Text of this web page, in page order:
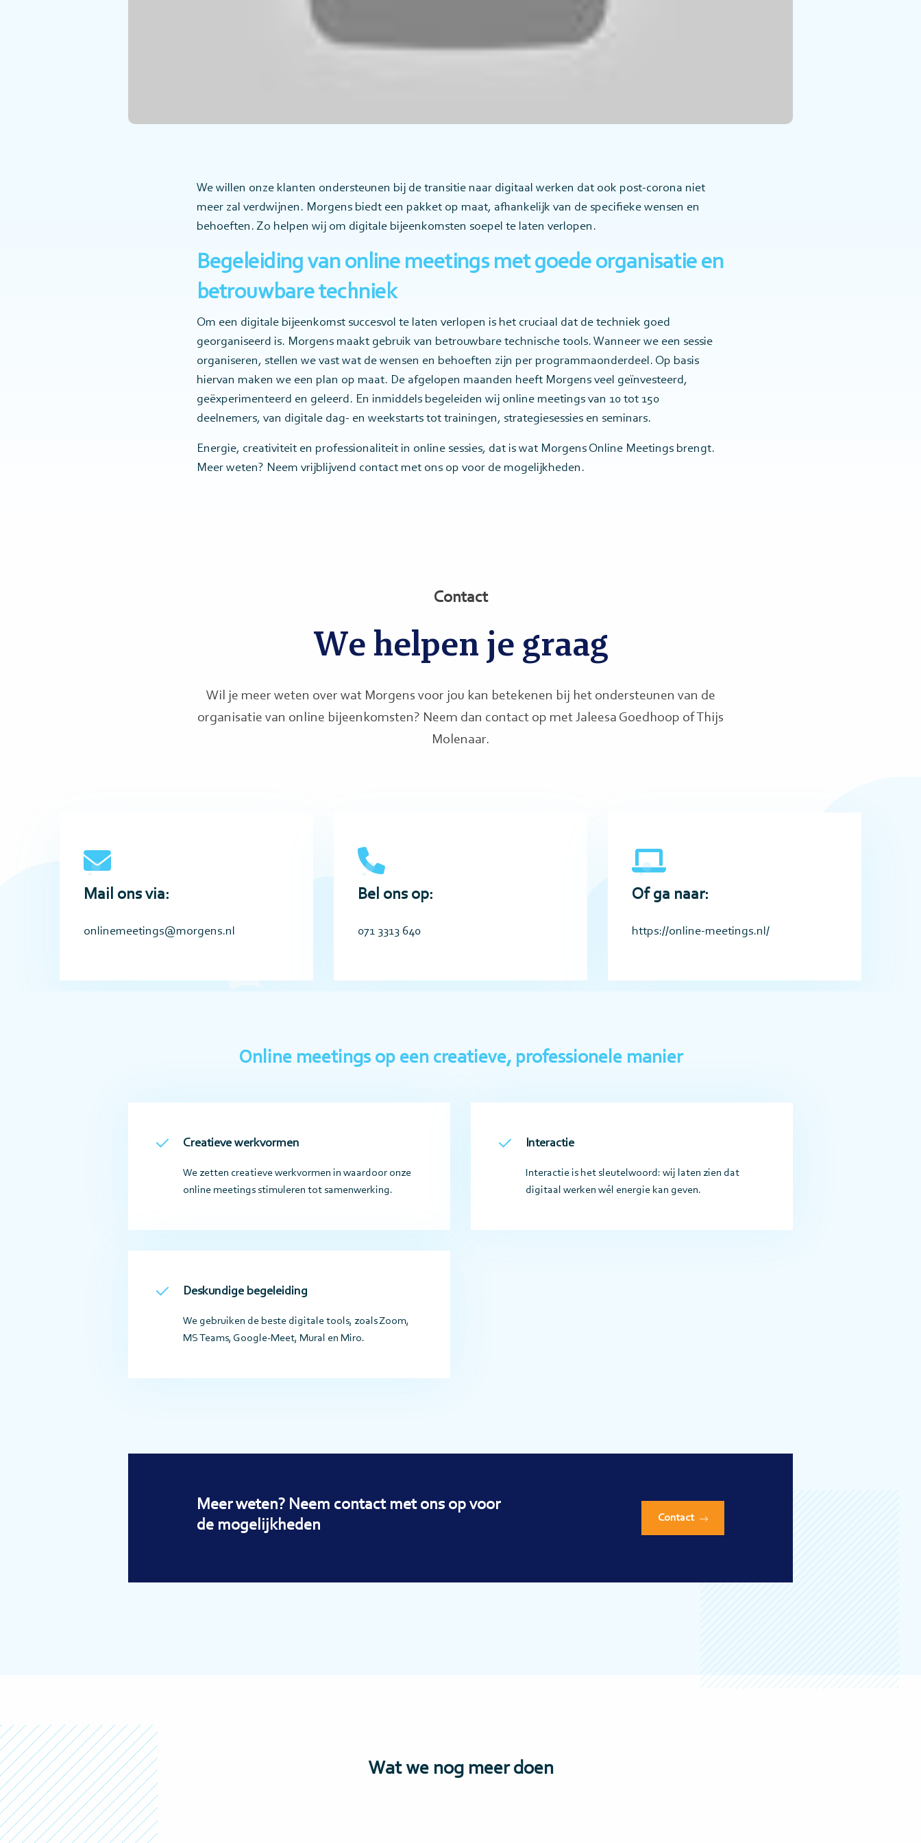
We willen onze klanten ondersteunen bij de transitie naar digitaal werken dat ook post-corona niet
meer zal verdwijnen. Morgens biedt een pakket op maat, afhankelijk van de specifieke wensen en
behoeften. Zo helpen wij om digitale bijeenkomsten soepel te laten verlopen.
Begeleiding van online meetings met goede organisatie en
betrouwbare techniek
Om een digitale bijeenkomst succesvol te laten verlopen is het cruciaal dat de techniek goed
georganiseerd is. Morgens maakt gebruik van betrouwbare technische tools. Wanneer we een sessie
organiseren, stellen we vast wat de wensen en behoeften zijn per programmaonderdeel. Op basis
hiervan maken we een plan op maat. De afgelopen maanden heeft Morgens veel geïnvesteerd,
geëxperimenteerd en geleerd. En inmiddels begeleiden wij online meetings van 10 tot 150
deelnemers, van digitale dag- en weekstarts tot trainingen, strategiesessies en seminars.
Energie, creativiteit en professionaliteit in online sessies, dat is wat Morgens Online Meetings brengt.
Meer weten? Neem vrijblijvend contact met ons op voor de mogelijkheden.
Contact
We helpen je graag
Wil je meer weten over wat Morgens voor jou kan betekenen bij het ondersteunen van de
organisatie van online bijeenkomsten? Neem dan contact op met Jaleesa Goedhoop of Thijs
Molenaar.
Mail ons via:
onlinemeetings@morgens.nl
Bel ons op:
071 3313 640
number
Of ga naar:
https://online-meetings.nl/
Online meetings op een creatieve, professionele manier
Creatieve werkvormen
We zetten creatieve werkvormen in waardoor onze
online meetings stimuleren tot samenwerking.
Interactie
Interactie is het sleutelwoord: wij laten zien dat
digitaal werken wél energie kan geven.
Deskundige begeleiding
We gebruiken de beste digitale tools, zoals Zoom,
MS Teams, Google-Meet, Mural en Miro.
Meer weten? Neem contact met ons op voor
de mogelijkheden
Contact
Wat we nog meer doen